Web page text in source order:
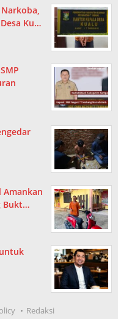
Ku…
Amankan
Bukt…
Redaksi